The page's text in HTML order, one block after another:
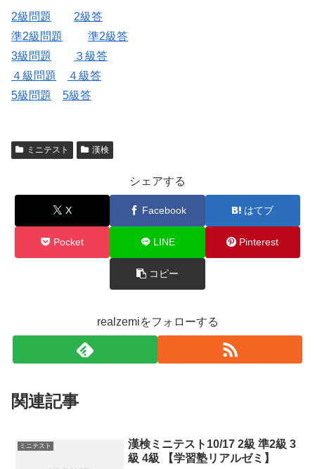
2級問題
2級答
準2級問題
準2級答
3級問題
３級答
４級問題
４級答
5級問題
5級答
ミニテスト 漢検
シェアする
X Facebook はてブ
Pocket LINE Pinterest
コピー
realzemiをフォローする
関連記事
ミニテスト
漢検ミニテスト10/17 2級 準2級 3
級 4級 【学習塾リアルゼミ】